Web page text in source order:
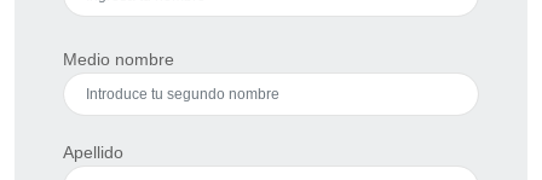
Medio nombre
Apellido